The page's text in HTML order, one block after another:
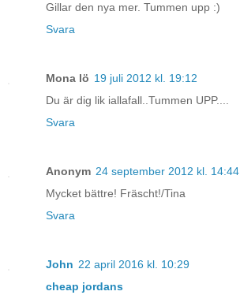
Gillar den nya mer. Tummen upp :)
Svara
Mona lö 19 juli 2012 kl. 19:12
Du är dig lik iallafall..Tummen UPP....
Svara
Anonym 24 september 2012 kl. 14:44
Mycket bättre! Fräscht!/Tina
Svara
John 22 april 2016 kl. 10:29
cheap jordans